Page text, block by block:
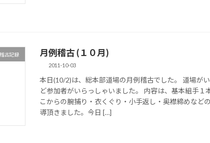
稽古記録 月例稽古 (１０月)
2011-10-03
本日(10/2)は、総本部道場の月例稽古でした。 道場が
ど参加者がいらっしゃいました。 内容は、基本組手１
こからの腕捕り・衣くぐり・小手返し・奥襟締めなど
導頂きました。今日 […]